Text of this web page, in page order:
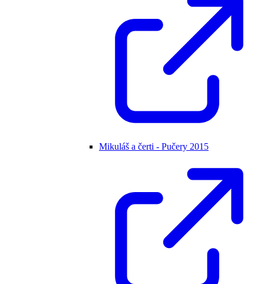
Mikuláš a čerti - Pučery 2015